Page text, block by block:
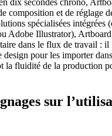
dix secondes chrono,
composition et de réglage
spécialisées intégrées
Adobe Illustrator),
dans le flux de travail : il
design pour les importer
la fluidité de la production
sur